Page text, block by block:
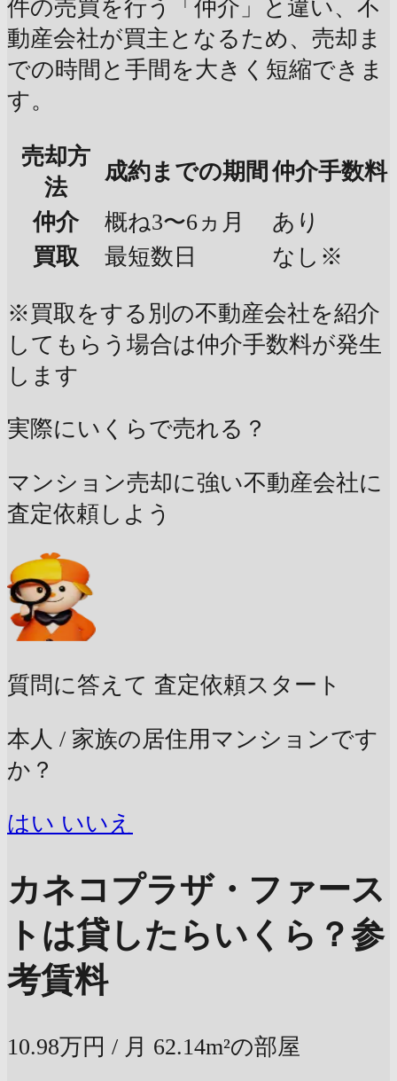
件の売買を行う「仲介」と違い、不
動産会社が買主となるため、売却ま
での時間と手間を大きく短縮できま
す。
売却方
法
成約までの期間 仲介手数料
仲介
概ね3〜6ヵ月
あり
買取
最短数日 なし※
※買取をする別の不動産会社を紹介
してもらう場合は仲介手数料が発生
します
実際にいくらで売れる？
マンション売却に強い不動産会社に
査定依頼しよう
質問に答えて 査定依頼スタート
本人 / 家族の居住用マンションです
か？
はい いいえ
カネコプラザ・ファース
トは貸したらいくら？参
考賃料
10.98万円 / 月 62.14m²の部屋